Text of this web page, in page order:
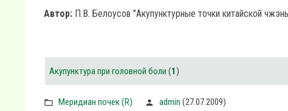
Автор: П.В. Белоусов "Акупунктурные точки китайской
Акупунктура при головной боли (1)
Меридиан почек (R) admin (27.07.2009)